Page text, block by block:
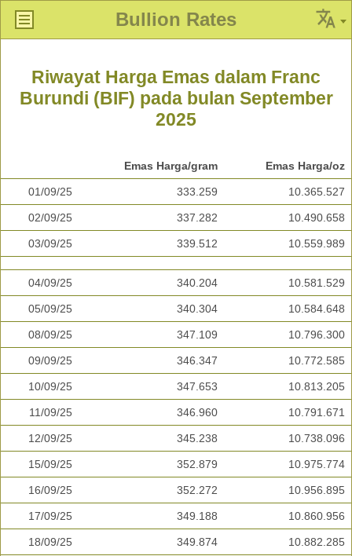
Bullion Rates
Riwayat Harga Emas dalam Franc
Burundi (BIF) pada bulan September
2025
Emas Harga/gram Emas Harga/oz
01/09/25 333.259 10.365.527
02/09/25 337.282 10.490.658
03/09/25 339.512 10.559.989
04/09/25 340.204 10.581.529
05/09/25 340.304 10.584.648
08/09/25 347.109 10.796.300
09/09/25 346.347 10.772.585
10/09/25 347.653 10.813.205
11/09/25 346.960 10.791.671
12/09/25 345.238 10.738.096
15/09/25 352.879 10.975.774
16/09/25 352.272 10.956.895
17/09/25 349.188 10.860.956
18/09/25 349.874 10.882.285